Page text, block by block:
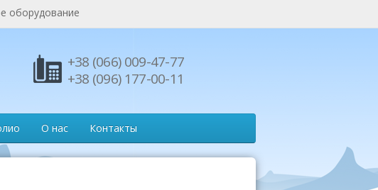
оборудование
+38 (066) 009-47-77
+38 (096) 177-00-11
О нас Контакты